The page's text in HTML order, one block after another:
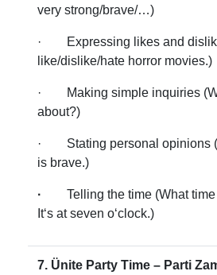
very strong/brave/…)
· Expressing likes and
like/dislike/hate horror movies.)
· Making simple inquiries
about?)
· Stating personal opinions
is brave.)
· Telling the time (What
It‘s at seven o‘clock.)
7. Ünite Party Time – Parti